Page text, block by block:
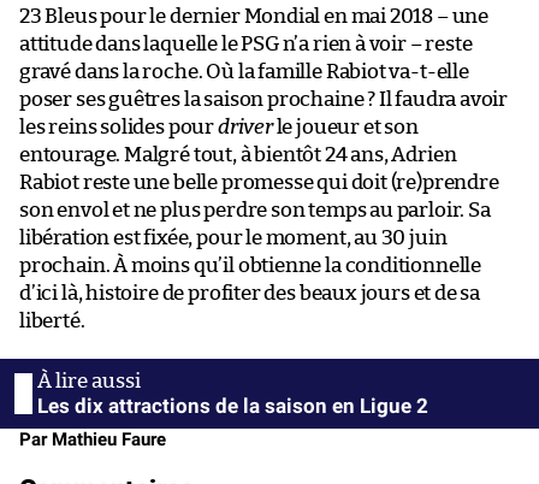
23 Bleus pour le dernier Mondial en mai 2018 – une
attitude dans laquelle le PSG n’a rien à voir – reste
gravé dans la roche. Où la famille Rabiot va-t-elle
poser ses guêtres la saison prochaine ? Il faudra avoir
les reins solides pourdriverle joueur et son
entourage. Malgré tout, à bientôt 24 ans, Adrien
Rabiot reste une belle promesse qui doit (re)prendre
son envol et ne plus perdre son temps au parloir. Sa
libération est fixée, pour le moment, au 30 juin
prochain. À moins qu’il obtienne la conditionnelle
d’ici là, histoire de profiter des beaux jours et de sa
liberté.
Les dix attractions de la saison en Ligue 2
Par Mathieu Faure